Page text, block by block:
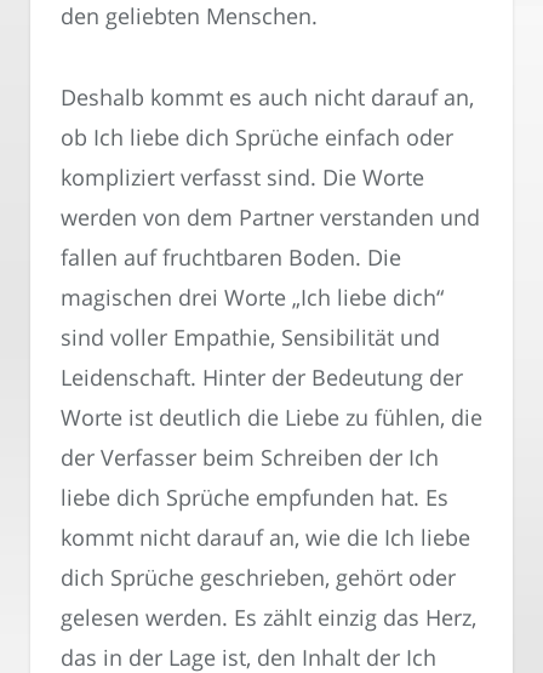
den geliebten Menschen.
Deshalb kommt es auch nicht darauf an,
ob Ich liebe dich Sprüche einfach oder
kompliziert verfasst sind. Die Worte
werden von dem Partner verstanden und
fallen auf fruchtbaren Boden. Die
magischen drei Worte „Ich liebe dich“
sind voller Empathie, Sensibilität und
Leidenschaft. Hinter der Bedeutung der
Worte ist deutlich die Liebe zu fühlen, die
der Verfasser beim Schreiben der Ich
liebe dich Sprüche empfunden hat. Es
kommt nicht darauf an, wie die Ich liebe
dich Sprüche geschrieben, gehört oder
gelesen werden. Es zählt einzig das Herz,
das in der Lage ist, den Inhalt der Ich